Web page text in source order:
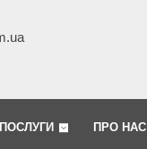
ПРО НАС